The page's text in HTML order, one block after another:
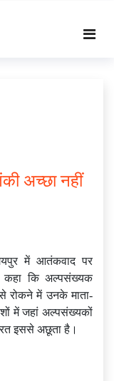
अच्‍छा नहीं
में आतंकवाद पर
कहा कि अल्पसंख्यक
रोकने में उनके माता-
में जहां अल्पसंख्यकों
इससे अछूता है।